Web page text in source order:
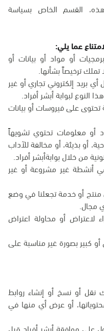
القسم الخاص بسياسة
عما يلي:
أو مواد أو بيانات أو
ترخيصاً بشأنها.
بريد إلكتروني تجاري أو غير
لبوابة أبشر أفراد.
على فيروسات أو بيانات
أو معلومات تحتوي تشويهاً
أو بذيئة، أو مخالفة للآداب
من خلال بوابةأبشر أفراد.
أنشطة غير مشروعة أو غير
منتج أو خدمة تجعلنا في وضع
مجال.
لاعتراض أو محاولة اعتراض
كبير بصورة غير مناسبة على
نقل أو نسخ أو إنشاء روابط
أو عرض أي منها في
موافقة أبشر أفراد قبل